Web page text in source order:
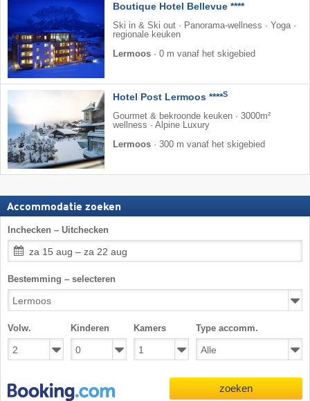
Boutique Hotel Bellevue ****
Ski in & Ski out · Panorama-wellness · Yoga ·
regionale keuken
Lermoos · 0 m vanaf het skigebied
Hotel Post Lermoos ****S
Gourmet & bekroonde keuken · 3000m²
wellness · Alpine Luxury
Lermoos · 300 m vanaf het skigebied
Accommodatie zoeken
Inchecken – Uitchecken
za 15 aug – za 22 aug
Bestemming – selecteren
Volw. Kinderen Kamers Type accomm.
zoeken